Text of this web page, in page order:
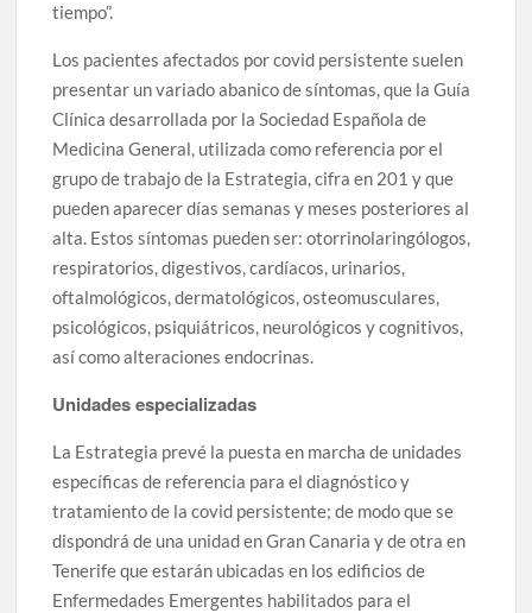
tiempo”.
Los pacientes afectados por covid persistente suelen
presentar un variado abanico de síntomas, que la Guía
Clínica desarrollada por la Sociedad Española de
Medicina General, utilizada como referencia por el
grupo de trabajo de la Estrategia, cifra en 201 y que
pueden aparecer días semanas y meses posteriores al
alta. Estos síntomas pueden ser: otorrinolaringólogos,
respiratorios, digestivos, cardíacos, urinarios,
oftalmológicos, dermatológicos, osteomusculares,
psicológicos, psiquiátricos, neurológicos y cognitivos,
así como alteraciones endocrinas.
Unidades especializadas
La Estrategia prevé la puesta en marcha de unidades
específicas de referencia para el diagnóstico y
tratamiento de la covid persistente; de modo que se
dispondrá de una unidad en Gran Canaria y de otra en
Tenerife que estarán ubicadas en los edificios de
Enfermedades Emergentes habilitados para el